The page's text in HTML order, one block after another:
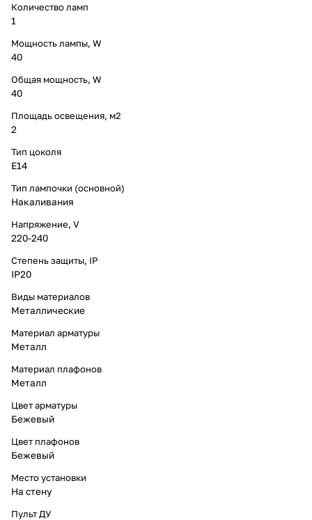
Количество ламп
1
Мощность лампы, W
40
Общая мощность, W
40
Площадь освещения, м2
2
Тип цоколя
E14
Тип лампочки (основной)
Накаливания
Напряжение, V
220-240
Степень защиты, IP
IP20
Виды материалов
Металлические
Материал арматуры
Металл
Материал плафонов
Металл
Цвет арматуры
Бежевый
Цвет плафонов
Бежевый
Место установки
На стену
Пульт ДУ